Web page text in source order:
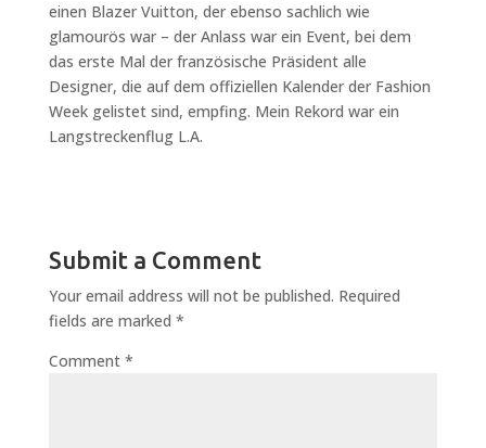
einen Blazer Vuitton, der ebenso sachlich wie
glamourös war – der Anlass war ein Event, bei dem
das erste Mal der französische Präsident alle
Designer, die auf dem offiziellen Kalender der Fashion
Week gelistet sind, empfing. Mein Rekord war ein
Langstreckenflug L.A.
Submit a Comment
Your email address will not be published. Required
fields are marked *
Comment *